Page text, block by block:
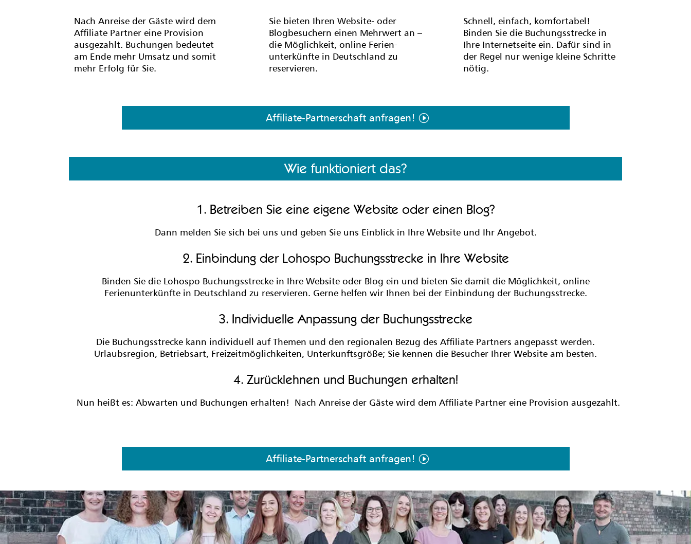
Nach Anreise der Gäste wird dem
Affiliate Partner eine Provision
ausgezahlt. Buchungen bedeutet
am Ende mehr Umsatz und somit
mehr Erfolg für Sie.
Sie bieten Ihren Website- oder
Blogbesuchern einen Mehrwert an –
die Möglichkeit, online Ferien-
unterkünfte in Deutschland zu
reservieren.
Schnell, einfach, komfortabel!
Binden Sie die Buchungsstrecke in
Ihre Internetseite ein. Dafür sind in
der Regel nur wenige kleine Schritte
nötig.
Affiliate-Partnerschaft anfragen!
Wie funktioniert das?
1. Betreiben Sie eine eigene Website oder einen Blog?
Dann melden Sie sich bei uns und geben Sie uns Einblick in Ihre Website und Ihr Angebot.
2. Einbindung der Lohospo Buchungsstrecke in Ihre Website
Binden Sie die Lohospo Buchungsstrecke in Ihre Website oder Blog ein und bieten Sie damit die Möglichkeit, online
Ferienunterkünfte in Deutschland zu reservieren. Gerne helfen wir Ihnen bei der Einbindung der Buchungsstrecke.
3. Individuelle Anpassung der Buchungsstrecke
Die Buchungsstrecke kann individuell auf Themen und den regionalen Bezug des Affiliate Partners angepasst werden.
Urlaubsregion, Betriebsart, Freizeitmöglichkeiten, Unterkunftsgröße; Sie kennen die Besucher Ihrer Website am besten.
4. Zurücklehnen und Buchungen erhalten!
Nun heißt es: Abwarten und Buchungen erhalten! Nach Anreise der Gäste wird dem Affiliate Partner eine Provision ausgezahlt.
Affiliate-Partnerschaft anfragen!